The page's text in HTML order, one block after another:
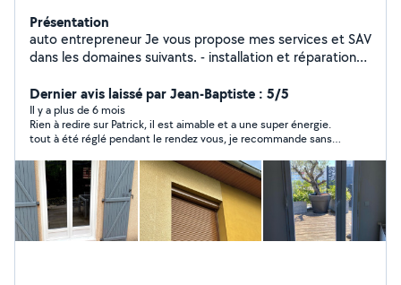
Présentation
auto entrepreneur Je vous propose mes services et SAV
dans les domaines suivants. - installation et réparation
porte,fenêtre,coulissant,velux,portail - installation et
réparation de volets roulant manuel et motorisé -
installation et réparation de serrures ( ALU-PVC ) - SAV
sur toutes marques Alu et pvc,volets roulant.
Dernier avis laissé par Jean-Baptiste : 5/5
Il y a plus de 6 mois
Rien à redire sur Patrick, il est aimable et a une super énergie.
tout à été réglé pendant le rendez vous, je recommande sans